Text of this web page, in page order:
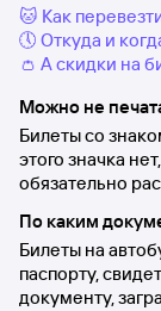
🐱 Как
🕔 Откуда и
👛 А скидки на
Можно не
Билеты со
этого значка
обязательно
По каким
Билеты на
паспорту,
документу,